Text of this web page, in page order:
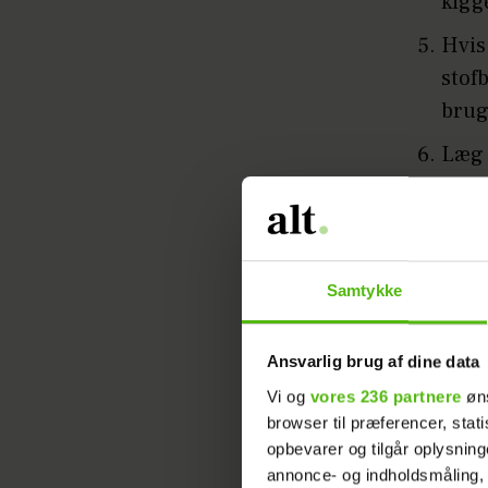
Samtykke
Ansvarlig brug af dine data
Vi og vores 236 partnere
browser til præferencer,
opbevarer og tilgår
annonce- og
Læg
Du ved
kommer
fyger
baby på